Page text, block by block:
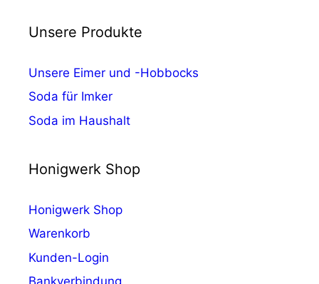
Unsere Produkte
Unsere Eimer und -Hobbocks
Soda für Imker
Soda im Haushalt
Honigwerk Shop
Honigwerk Shop
Warenkorb
Kunden-Login